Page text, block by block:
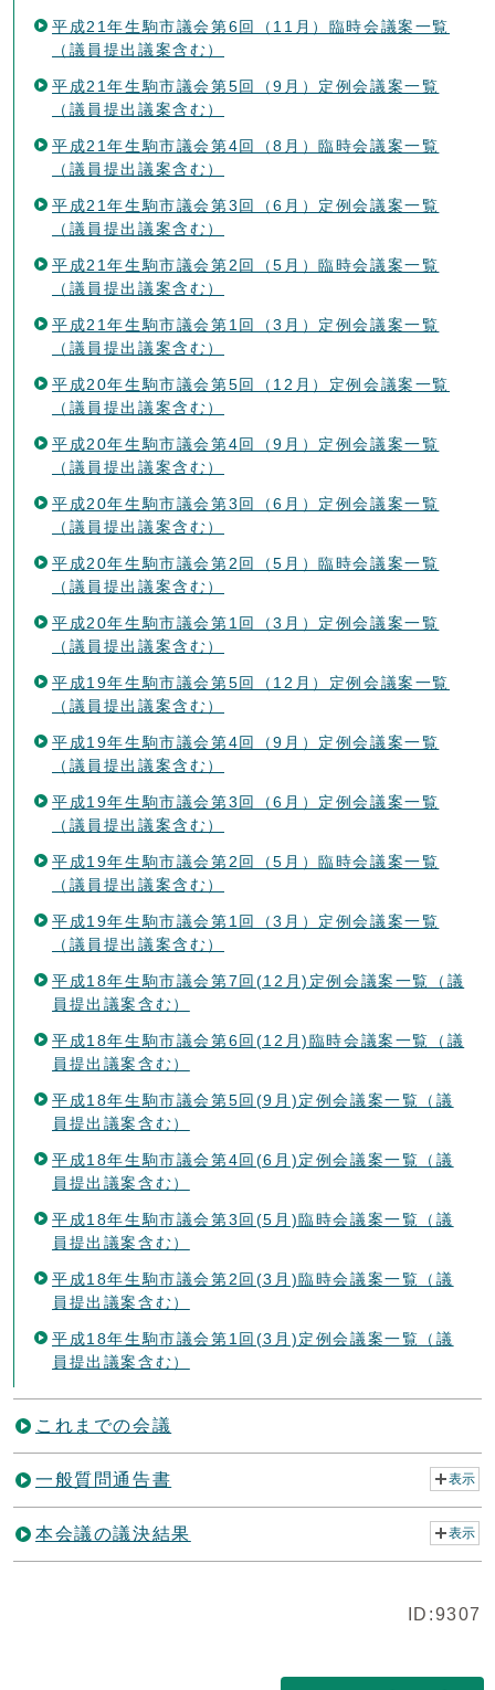
平成21年生駒市議会第6回（11月）臨時会議案一覧
（議員提出議案含む）
平成21年生駒市議会第5回（9月）定例会議案一覧
（議員提出議案含む）
平成21年生駒市議会第4回（8月）臨時会議案一覧
（議員提出議案含む）
平成21年生駒市議会第3回（6月）定例会議案一覧
（議員提出議案含む）
平成21年生駒市議会第2回（5月）臨時会議案一覧
（議員提出議案含む）
平成21年生駒市議会第1回（3月）定例会議案一覧
（議員提出議案含む）
平成20年生駒市議会第5回（12月）定例会議案一覧
（議員提出議案含む）
平成20年生駒市議会第4回（9月）定例会議案一覧
（議員提出議案含む）
平成20年生駒市議会第3回（6月）定例会議案一覧
（議員提出議案含む）
平成20年生駒市議会第2回（5月）臨時会議案一覧
（議員提出議案含む）
平成20年生駒市議会第1回（3月）定例会議案一覧
（議員提出議案含む）
平成19年生駒市議会第5回（12月）定例会議案一覧
（議員提出議案含む）
平成19年生駒市議会第4回（9月）定例会議案一覧
（議員提出議案含む）
平成19年生駒市議会第3回（6月）定例会議案一覧
（議員提出議案含む）
平成19年生駒市議会第2回（5月）臨時会議案一覧
（議員提出議案含む）
平成19年生駒市議会第1回（3月）定例会議案一覧
（議員提出議案含む）
平成18年生駒市議会第7回(12月)定例会議案一覧（議
員提出議案含む）
平成18年生駒市議会第6回(12月)臨時会議案一覧（議
員提出議案含む）
平成18年生駒市議会第5回(9月)定例会議案一覧（議
員提出議案含む）
平成18年生駒市議会第4回(6月)定例会議案一覧（議
員提出議案含む）
平成18年生駒市議会第3回(5月)臨時会議案一覧（議
員提出議案含む）
平成18年生駒市議会第2回(3月)臨時会議案一覧（議
員提出議案含む）
平成18年生駒市議会第1回(3月)定例会議案一覧（議
員提出議案含む）
これまでの会議
一般質問通告書 表示
本会議の議決結果 表示
ID:9307